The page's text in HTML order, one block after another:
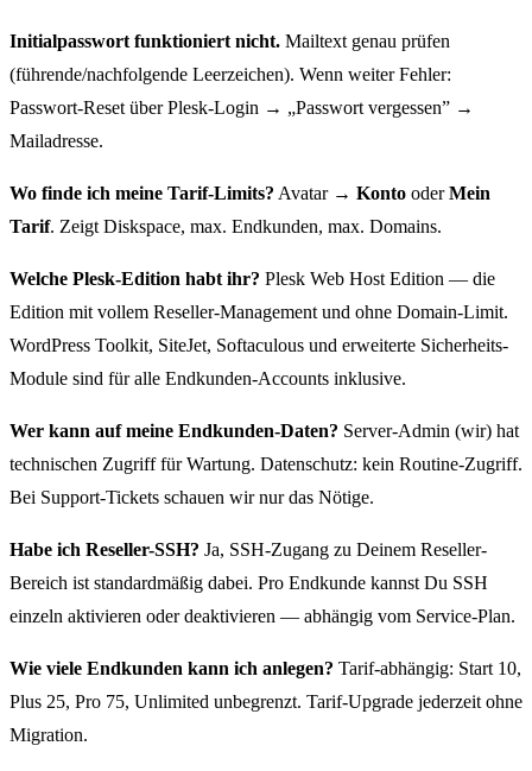
Initialpasswort funktioniert nicht. Mailtext genau prüfen
(führende/nachfolgende Leerzeichen). Wenn weiter Fehler:
Passwort-Reset über Plesk-Login → „Passwort vergessen” →
Mailadresse.
Wo finde ich meine Tarif-Limits? Avatar → Konto oderMein
Tarif. Zeigt Diskspace, max. Endkunden, max. Domains.
Welche Plesk-Edition habt ihr? Plesk Web Host Edition — die
Edition mit vollem Reseller-Management und ohne Domain-Limit.
WordPress Toolkit, SiteJet, Softaculous und erweiterte Sicherheits-
Module sind für alle Endkunden-Accounts inklusive.
Wer kann auf meine Endkunden-Daten? Server-Admin (wir) hat
technischen Zugriff für Wartung. Datenschutz: kein Routine-Zugriff.
Bei Support-Tickets schauen wir nur das Nötige.
Habe ich Reseller-SSH? Ja, SSH-Zugang zu Deinem Reseller-
Bereich ist standardmäßig dabei. Pro Endkunde kannst Du SSH
einzeln aktivieren oder deaktivieren — abhängig vom Service-Plan.
Wie viele Endkunden kann ich anlegen? Tarif-abhängig: Start 10,
Plus 25, Pro 75, Unlimited unbegrenzt. Tarif-Upgrade jederzeit ohne
Migration.